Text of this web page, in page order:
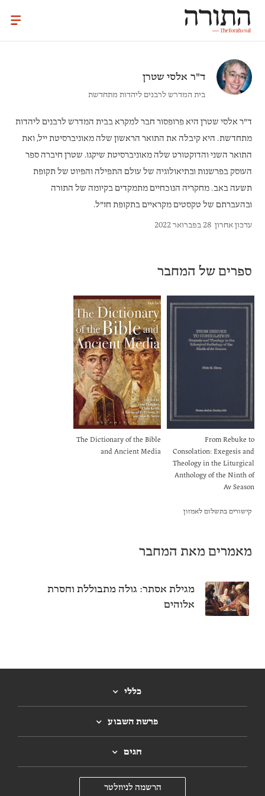
ד"ר אלסי שטרן
בית המדרש לרבנים ליהדות מתחדשת
ד"ר אלסי שטרן היא פרופסור חבר למקרא בבית המדרש לרבנים ליהדות
מתחדשת. היא קיבלה את התואר הראשון שלה מאוניברסיטת ייל, ואת
התואר השני והדוקטורט שלה מאוניברסיטת שיקגו. שטרן חיברה ספר
העוסק בפרשנות ובתיאולוגיה של עולם התפילה והפיוט של תקופת
תשעה באב. מחקריה הנוכחיים מתמקדים בקיומה של התורה
ובהעברתם של טקסטים מקראיים בתקופת חז"ל.
עדכון אחרון 28 בפברואר 2022
ספרים של המחבר
From Rebuke to
Consolation: Exegesis and
Theology in the Liturgical
Anthology of the Ninth of
Av Season
The Dictionary of the Bible
and Ancient Media
קישורים בתשלום לאמזון
מאמרים מאת המחבר
מגילת אסתר: גולה מתבוללת וחסרת
אלוהים
כללי
פרשת השבוע
חגים
הרשמה לניוזלטר